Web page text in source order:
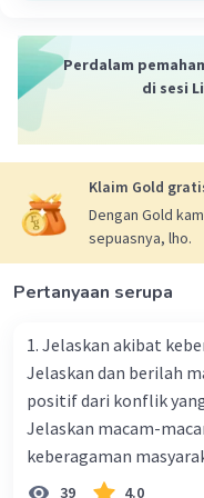
Perdalam
di sesi
Klaim Gold
Dengan Gold
sepuasnya, lho.
Pertanyaan serupa
1. Jelaskan akibat
Jelaskan dan berilah
positif dari konflik yang
Jelaskan macam-
keberagaman
Mengapa dalam
39 4.0